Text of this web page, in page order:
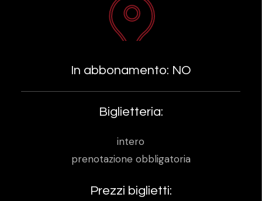
In abbonamento: NO
Biglietteria:
intero
prenotazione obbligatoria
Prezzi biglietti: